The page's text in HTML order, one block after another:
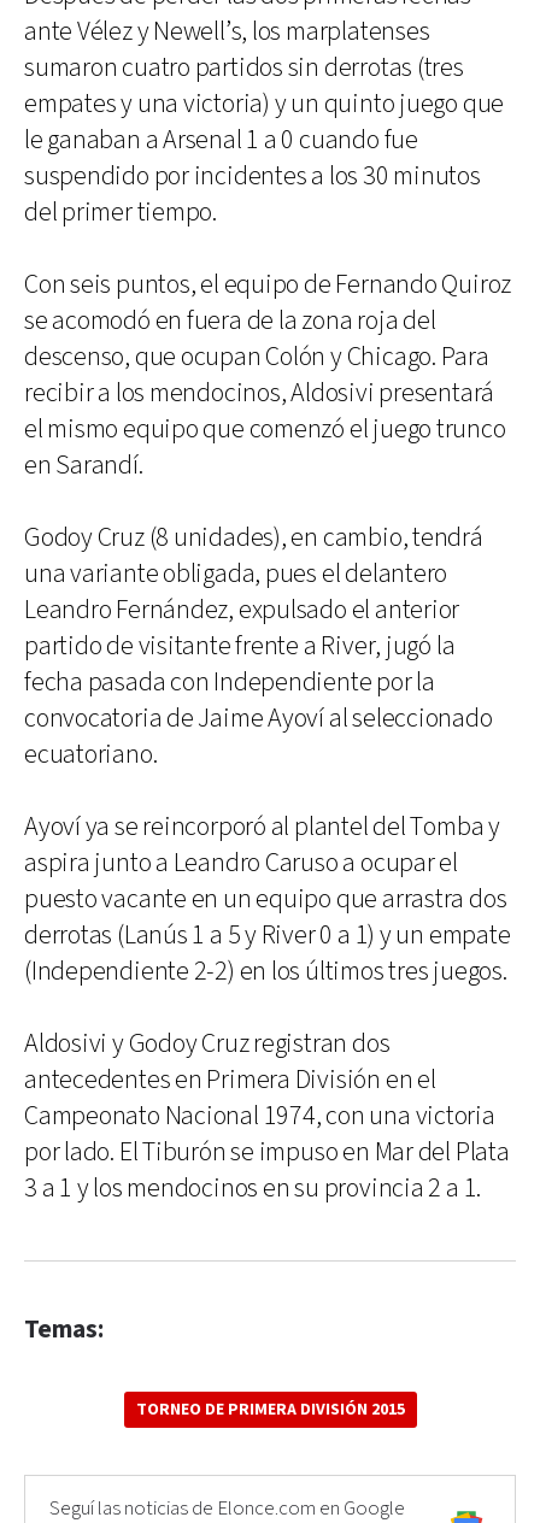
ante Vélez y Newell’s, los marplatenses
sumaron cuatro partidos sin derrotas (tres
empates y una victoria) y un quinto juego que
le ganaban a Arsenal 1 a 0 cuando fue
suspendido por incidentes a los 30 minutos
del primer tiempo.
Con seis puntos, el equipo de Fernando Quiroz
se acomodó en fuera de la zona roja del
descenso, que ocupan Colón y Chicago. Para
recibir a los mendocinos, Aldosivi presentará
el mismo equipo que comenzó el juego trunco
en Sarandí.
Godoy Cruz (8 unidades), en cambio, tendrá
una variante obligada, pues el delantero
Leandro Fernández, expulsado el anterior
partido de visitante frente a River, jugó la
fecha pasada con Independiente por la
convocatoria de Jaime Ayoví al seleccionado
ecuatoriano.
Ayoví ya se reincorporó al plantel del Tomba y
aspira junto a Leandro Caruso a ocupar el
puesto vacante en un equipo que arrastra dos
derrotas (Lanús 1 a 5 y River 0 a 1) y un empate
(Independiente 2-2) en los últimos tres juegos.
Aldosivi y Godoy Cruz registran dos
antecedentes en Primera División en el
Campeonato Nacional 1974, con una victoria
por lado. El Tiburón se impuso en Mar del Plata
3 a 1 y los mendocinos en su provincia 2 a 1.
Temas:
TORNEO DE PRIMERA DIVISIÓN 2015
Seguí las noticias de Elonce.com en Google